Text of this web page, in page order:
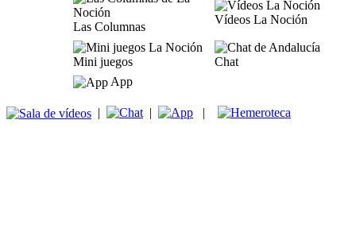
Las Columnas
Vídeos La Noción
Mini juegos
Chat
App
| | |